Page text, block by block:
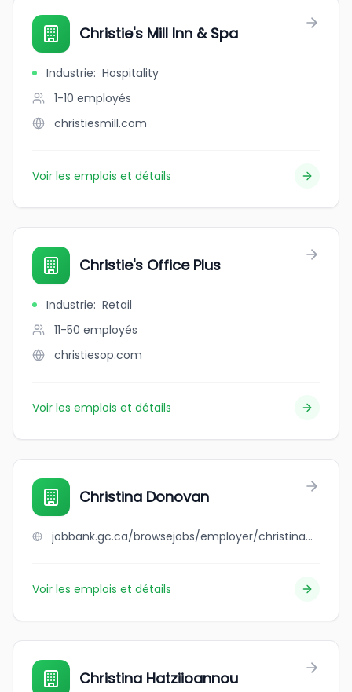
Christie's Mill Inn & Spa
Industrie: Hospitality
1-10 employés
christiesmill.com
Voir les emplois et détails
Christie's Office Plus
Industrie: Retail
11-50 employés
christiesop.com
Voir les emplois et détails
Christina Donovan
jobbank.gc.ca/browsejobs/employer/christina+donovan/ca
Voir les emplois et détails
Christina Hatziioannou